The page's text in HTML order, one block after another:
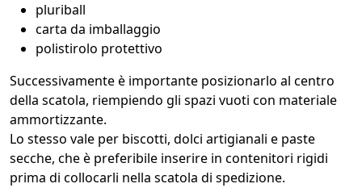
pluriball
carta da imballaggio
polistirolo protettivo
Successivamente è importante posizionarlo al centro
della scatola, riempiendo gli spazi vuoti con materiale
ammortizzante.
Lo stesso vale per biscotti, dolci artigianali e paste
secche, che è preferibile inserire in contenitori rigidi
prima di collocarli nella scatola di spedizione.